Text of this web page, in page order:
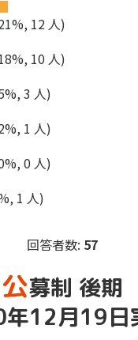
12 人)
10 人)
3 人)
1 人)
0 人)
1 人)
回答者数: 57
公募制 後期
年12月19日